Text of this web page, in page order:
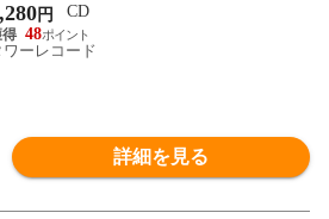
円
CD
48
ワーレコード
詳細を見る